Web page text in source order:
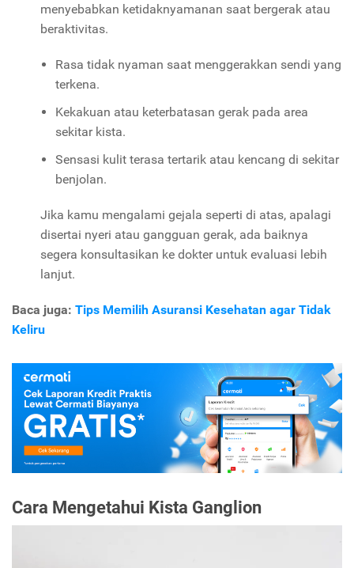
menyebabkan ketidaknyamanan saat bergerak atau
beraktivitas.
Rasa tidak nyaman saat menggerakkan sendi yang
terkena.
Kekakuan atau keterbatasan gerak pada area
sekitar kista.
Sensasi kulit terasa tertarik atau kencang di sekitar
benjolan.
Jika kamu mengalami gejala seperti di atas, apalagi
disertai nyeri atau gangguan gerak, ada baiknya
segera konsultasikan ke dokter untuk evaluasi lebih
lanjut.
Baca juga: Tips Memilih Asuransi Kesehatan agar Tidak
Keliru
Cara Mengetahui Kista Ganglion